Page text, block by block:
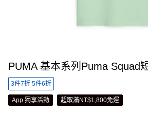
PUMA 基本系列Puma Squad
3件7折 5件6折
App 獨享活動 超取滿NT$1,800免運